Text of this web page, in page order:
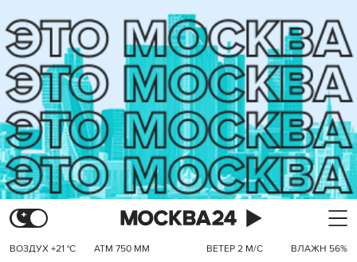
ВОЗДУХ +21 °C АТМ 750 ММ ВЕТЕР 2 М/С ВЛАЖН 56%